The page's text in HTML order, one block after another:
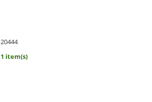
20444
1 item(s)